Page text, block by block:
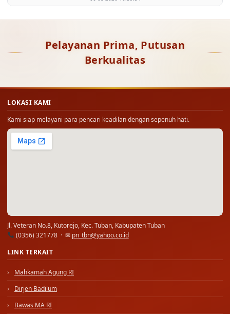
Pelayanan Prima, Putusan
Kami siap melayani para pencari keadilan dengan sepenuh hati.
Jl. Veteran No.8, Kutorejo, Kec. Tuban, Kabupaten Tuban
Mahkamah Agung RI